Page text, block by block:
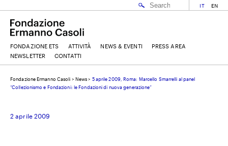
EMAIL
IT EN
FONDAZIONE ETS ATTIVITÀ NEWS & EVENTI
PRESS AREA
NEWSLETTER
CONTATTI
Fondazione Ermanno Casoli > News> 5 aprile 2009, Roma: Marcello Smarrelli al panel
“Collezionismo e Fondazioni: le Fondazioni di nuova generazione”
2 aprile 2009